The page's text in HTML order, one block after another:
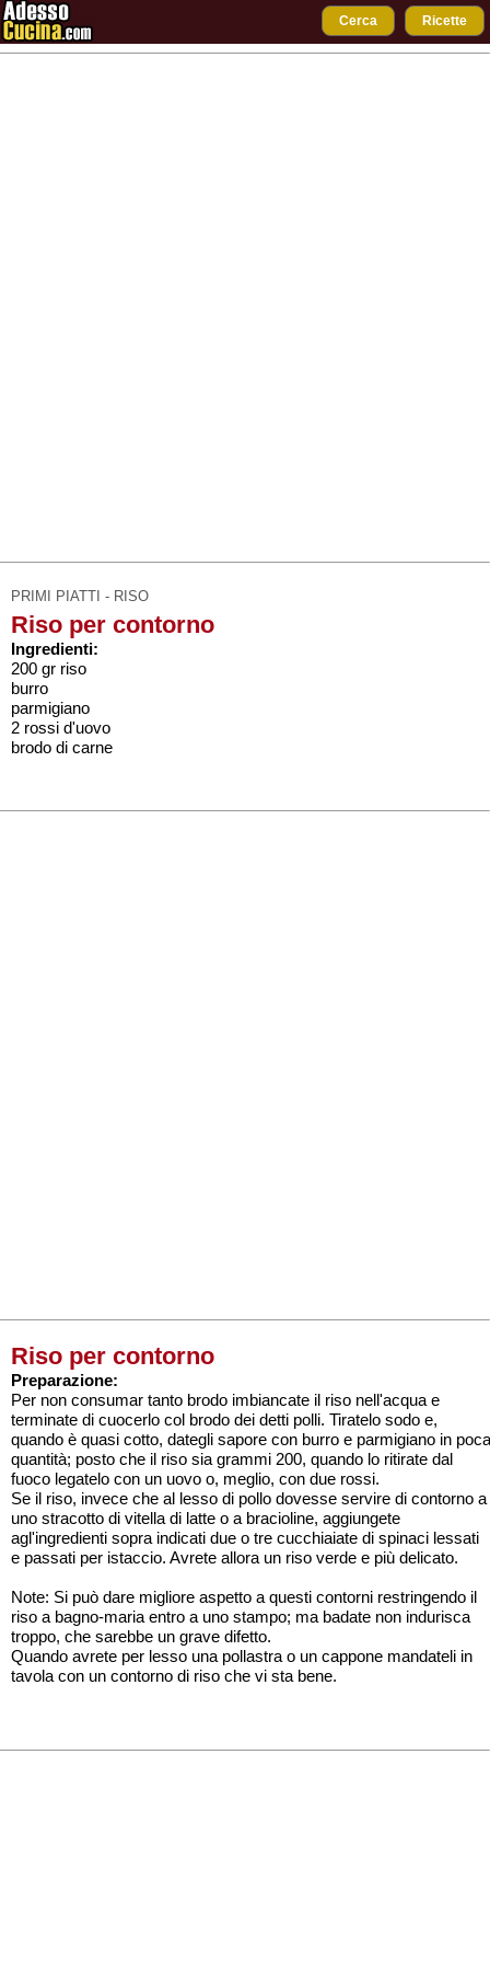
Cerca Ricette
PRIMI PIATTI - RISO
Riso per contorno
Ingredienti:
200 gr riso
burro
parmigiano
2 rossi d'uovo
brodo di carne
Riso per contorno
Preparazione:
Per non consumar tanto brodo imbiancate il riso nell'acqua e
terminate di cuocerlo col brodo dei detti polli. Tiratelo sodo e,
quando è quasi cotto, dategli sapore con burro e parmigiano in poca
quantità; posto che il riso sia grammi 200, quando lo ritirate dal
fuoco legatelo con un uovo o, meglio, con due rossi.
Se il riso, invece che al lesso di pollo dovesse servire di contorno a
uno stracotto di vitella di latte o a bracioline, aggiungete
agl'ingredienti sopra indicati due o tre cucchiaiate di spinaci lessati
e passati per istaccio. Avrete allora un riso verde e più delicato.
Note: Si può dare migliore aspetto a questi contorni restringendo il
riso a bagno-maria entro a uno stampo; ma badate non indurisca
troppo, che sarebbe un grave difetto.
Quando avrete per lesso una pollastra o un cappone mandateli in
tavola con un contorno di riso che vi sta bene.